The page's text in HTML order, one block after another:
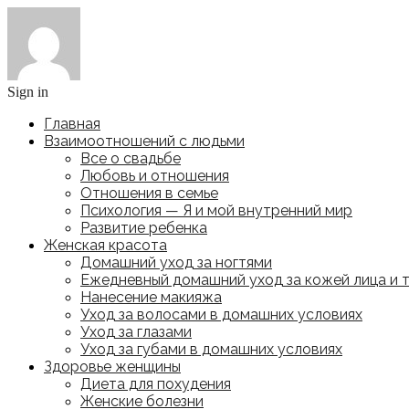
Sign in
Главная
Взаимоотношений с людьми
Все о свадьбе
Любовь и отношения
Отношения в семье
Психология — Я и мой внутренний мир
Развитие ребенка
Женская красота
Домашний уход за ногтями
Ежедневный домашний уход за кожей лица и
Нанесение макияжа
Уход за волосами в домашних условиях
Уход за глазами
Уход за губами в домашних условиях
Здоровье женщины
Диета для похудения
Женские болезни